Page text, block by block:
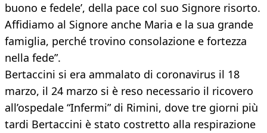
buono e fedele’, della pace col suo Signore risorto.
Affidiamo al Signore anche Maria e la sua grande
famiglia, perché trovino consolazione e fortezza
nella fede”.
Bertaccini si era ammalato di coronavirus il 18
marzo, il 24 marzo si è reso necessario il ricovero
all’ospedale “Infermi” di Rimini, dove tre giorni più
tardi Bertaccini è stato costretto alla respirazione